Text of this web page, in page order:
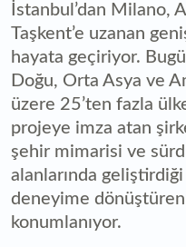
İstanbul’dan Milano,
Taşkent’e uzanan
hayata geçiriyor.
Doğu, Orta Asya ve
üzere 25’ten fazla
projeye imza atan
şehir mimarisi ve
alanlarında
deneyime
konumlanıyor.